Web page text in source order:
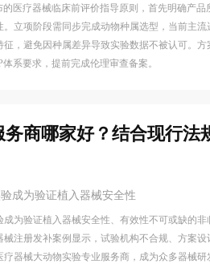
医疗器械临床前评价指导原则，首先明确产品
立项阶段需同步完成动物种属选型，当前主流
，避免因种属差异导致实验数据不被认可。方
系要求，提前完成伦理审查备案。
商哪家好？结合现行法
成为验证植入器械安全性
为验证植入器械安全性、有效性不可或缺的非
注册发补案例显示，试验机构不合规、方案
器械大动物实验专业服务商，成为众多器械研